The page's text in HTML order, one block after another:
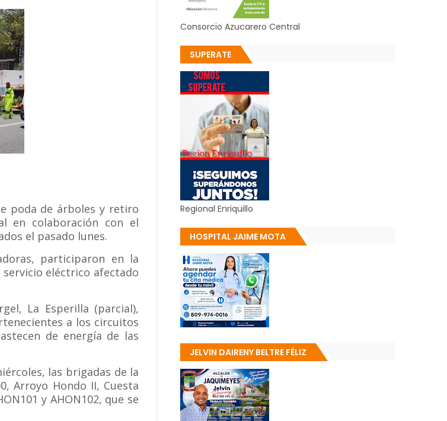
poda de árboles y retiro
en colaboración con el
el pasado lunes.
participaron en la
eléctrico afectado
La Esperilla (parcial),
a los circuitos
de energía de las
las brigadas de la
Arroyo Hondo II, Cuesta
y AHON102, que se
Consorcio Azucarero Central
SUPERATE
Regional Enriquillo
HOSPITAL JAIME MOTA
JELVIN DAIRENY BELTRE FÉLIZ